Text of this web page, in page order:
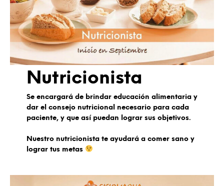
Nutricionista
Se encargará de brindar educación alimentaria y
dar el consejo nutricional necesario para cada
paciente, y que así puedan lograr sus objetivos.
Nuestro nutricionista te ayudará a comer sano y
lograr tus metas